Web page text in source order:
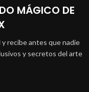
MÁGICO DE
recibe antes que nadie
y secretos del arte